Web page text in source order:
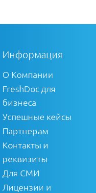
Информация
О Компании
FreshDoc для
бизнеса
Успешные кейсы
Партнерам
Контакты и
реквизиты
Для СМИ
Лицензии и